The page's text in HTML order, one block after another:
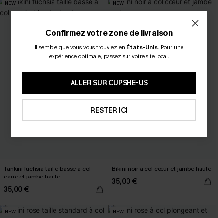
NEW
Tankini fuchsia taille basse à col
carré et jambe haute
35,00 €
NEW
Bikini noir à col cœur et jambe haute
35,00 €
NEW NEW
Confirmez votre zone de livraison
Il semble que vous vous trouviez en États-Unis. Pour une
expérience optimale, passez sur votre site local.
ALLER SUR CUPSHE-US
RESTER ICI